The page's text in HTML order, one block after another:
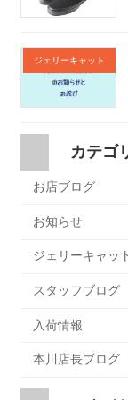
ジェリーキャット
カテゴ
お店ブログ
お知らせ
ジェリーキャッ
スタッフブログ
入荷情報
本川店長ブログ